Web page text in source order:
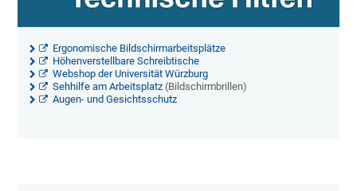
Ergonomische Bildschirmarbeitsplätze
Höhenverstellbare Schreibtische
Webshop der Universität Würzburg
Sehhilfe am Arbeitsplatz (Bildschirmbrillen)
Augen- und Gesichtsschutz